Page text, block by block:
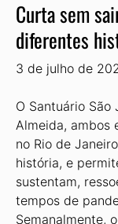
Curta sem
diferentes
3 de julho de
O Santuário São
Almeida, ambos
no Rio de
história, e
sustentam,
tempos de
Semanalmente,